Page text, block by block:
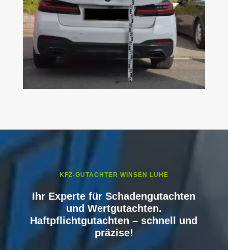
KFZ-GUTACHTER WINSEN LUHE
Ihr Experte für Schadengutachten
und Wertgutachten.
Haftpflichtgutachten – schnell und
präzise!